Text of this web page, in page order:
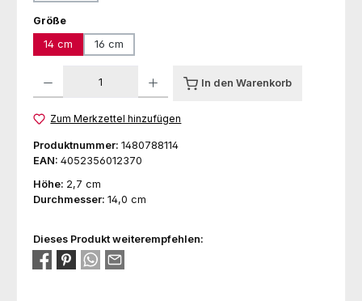
Größeauswählen
14 cm
16 cm
In den Warenkorb
Zum Merkzettel hinzufügen
Produktnummer: 1480788114
EAN: 4052356012370
Höhe: 2,7 cm
Durchmesser: 14,0 cm
Dieses Produkt weiterempfehlen: